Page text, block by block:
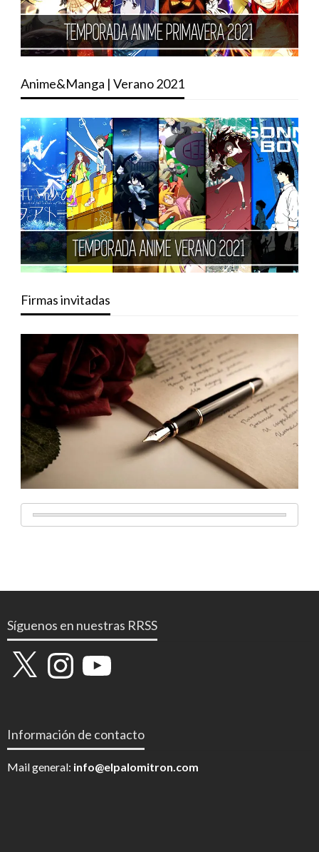
Anime&Manga | Verano 2021
Firmas invitadas
Síguenos en nuestras RRSS
X InstagramYouTube
Información de contacto
Mail general: info@elpalomitron.com